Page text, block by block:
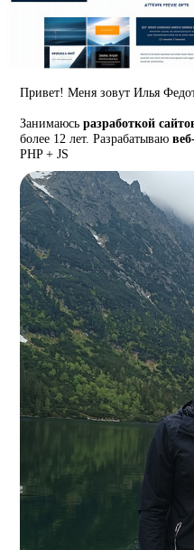
Привет! Меня зовут Илья
Занимаюсьразработкой
более 12 лет. Разрабатываю
PHP + JS